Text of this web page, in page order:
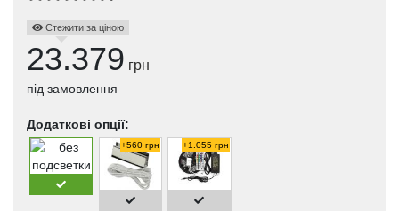
Стежити за ціною
23.379 грн
під замовлення
Додаткові опції:
+560 грн +1.055 грн